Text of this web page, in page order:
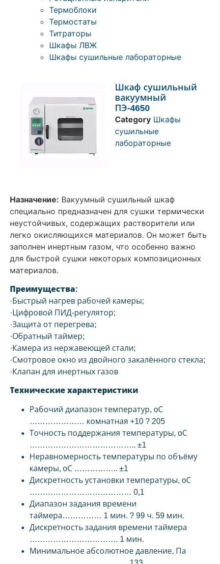
Термоблоки
Термостаты
Титраторы
Шкафы ЛВЖ
Шкафы сушильные лабораторные
Шкаф сушильный
вакуумный
ПЭ-4650
Category Шкафы
сушильные
лабораторные
Назначение: Вакуумный сушильный шкаф
специально предназначен для сушки термически
неустойчивых, содержащих растворители или
легко окисляющихся материалов. Он может быть
заполнен инертным газом, что особенно важно
для быстрой сушки некоторых композиционных
материалов.
Преимущества:
·Быстрый нагрев рабочей камеры;
·Цифровой ПИД-регулятор;
·Защита от перегрева;
·Обратный таймер;
·Камера из нержавеющей стали;
·Смотровое окно из двойного закалённого стекла;
·Клапан для инертных газов
Технические характеристики
Рабочий диапазон температур, oС
………………… комнатная +10 ? 205
Точность поддержания температуры, oС
………………………………….. ±1
Неравномерность температуры по объёму
камеры, oС …………….. ±1
Дискретность установки температуры, oС
………………………………… 0,1
Диапазон задания времени
таймера…………… 1 мин. ? 99 ч. 59 мин.
Дискретность задания времени таймера
……………………………. 1 мин.
Минимальное абсолютное давление, Па